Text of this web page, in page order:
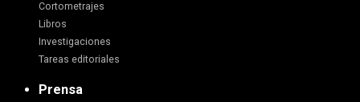
Cortometrajes
Libros
Investigaciones
Tareas editoriales
Prensa